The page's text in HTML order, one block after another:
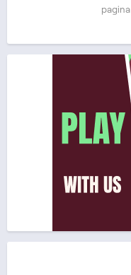
pagina